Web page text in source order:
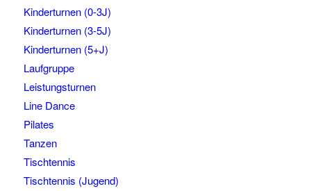
Kinderturnen (0-3J)
Kinderturnen (3-5J)
Kinderturnen (5+J)
Laufgruppe
Leistungsturnen
Line Dance
Pilates
Tanzen
Tischtennis
Tischtennis (Jugend)